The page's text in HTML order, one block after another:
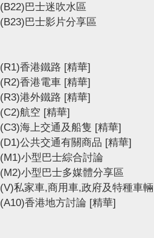
(B22)巴士迷吹水區
(B23)巴士影片分享區
(R1)香港鐵路 [精華]
(R2)香港電車 [精華]
(R3)港外鐵路 [精華]
(C2)航空 [精華]
(C3)海上交通及船隻 [精華]
(D1)公共交通有關商品 [精華]
(M1)小型巴士綜合討論
(M2)小型巴士多媒體分享區
(V)私家車,商用車,政府及特種車輛
(A10)香港地方討論 [精華]